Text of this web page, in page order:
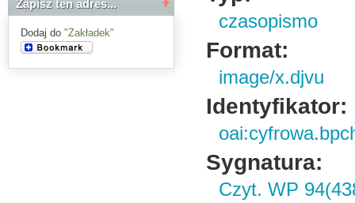
Zapisz ten adres...
Dodaj do "Zakładek"
czasopismo
Format:
image/x.djvu
Identyfikator:
Sygnatura:
Czyt. WP